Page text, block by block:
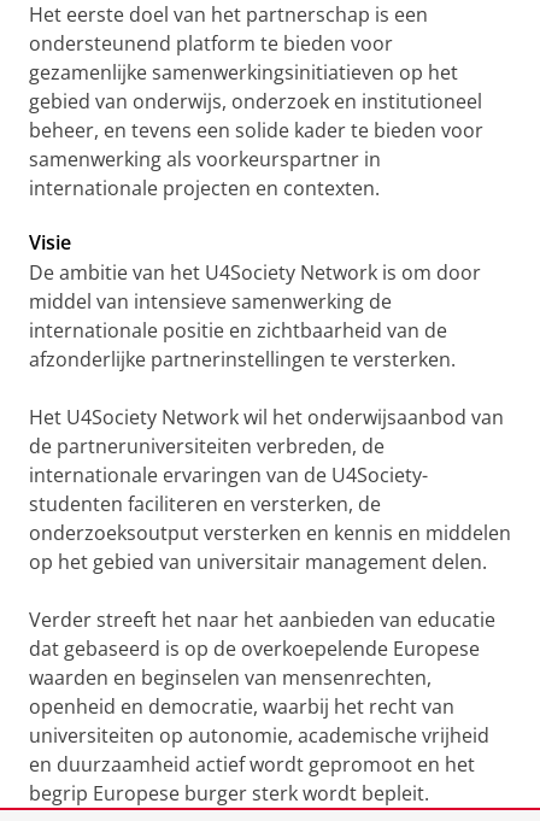
Het eerste doel van het partnerschap is een
ondersteunend platform te bieden voor
gezamenlijke samenwerkingsinitiatieven op het
gebied van onderwijs, onderzoek en institutioneel
beheer, en tevens een solide kader te bieden voor
samenwerking als voorkeurspartner in
internationale projecten en contexten.
Visie
De ambitie van het U4Society Network is om door
middel van intensieve samenwerking de
internationale positie en zichtbaarheid van de
afzonderlijke partnerinstellingen te versterken.
Het U4Society Network wil het onderwijsaanbod van
de partneruniversiteiten verbreden, de
internationale ervaringen van de U4Society-
studenten faciliteren en versterken, de
onderzoeksoutput versterken en kennis en middelen
op het gebied van universitair management delen.
Verder streeft het naar het aanbieden van educatie
dat gebaseerd is op de overkoepelende Europese
waarden en beginselen van mensenrechten,
openheid en democratie, waarbij het recht van
universiteiten op autonomie, academische vrijheid
en duurzaamheid actief wordt gepromoot en het
begrip Europese burger sterk wordt bepleit.